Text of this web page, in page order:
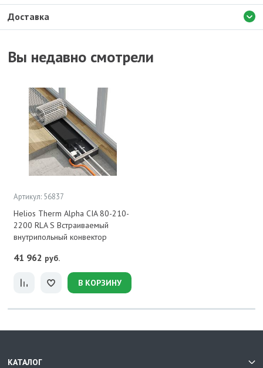
Доставка
Вы недавно смотрели
Артикул: 56837
Helios Therm Alpha CIA 80-210-
2200 RLA S Встраиваемый
внутрипольный конвектор
41 962 руб.
В КОРЗИНУ
КАТАЛОГ